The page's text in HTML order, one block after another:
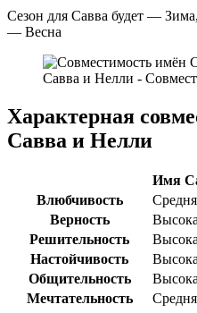
Сезон для Савва будет —
— Весна
Савва и Нелли -
Характерная
Савва и Нелли
Имя
Влюбчивость
Верность
Решительность
Настойчивость
Общительность
Мечтательность